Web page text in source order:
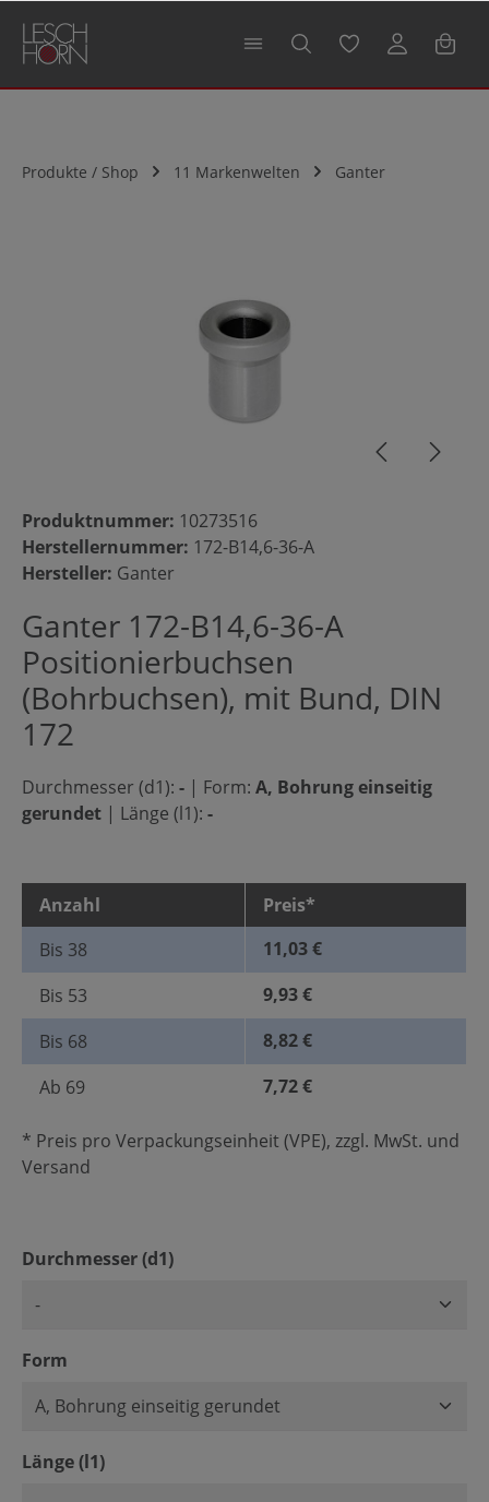
springen
Produkte / Shop 11 Markenwelten Ganter
Produktnummer: 10273516
Herstellernummer: 172-B14,6-36-A
Hersteller: Ganter
Ganter 172-B14,6-36-A
Positionierbuchsen
(Bohrbuchsen), mit Bund, DIN
172
Durchmesser (d1): - | Form: A, Bohrung einseitig
gerundet | Länge (l1): -
Anzahl
Preis*
Bis 38
11,03 €
Bis 53
9,93 €
Bis 68
8,82 €
Ab 69 7,72 €
* Preis pro Verpackungseinheit (VPE), zzgl. MwSt. und
Versand
Durchmesser (d1)auswählen
Form
Länge (l1)auswählen